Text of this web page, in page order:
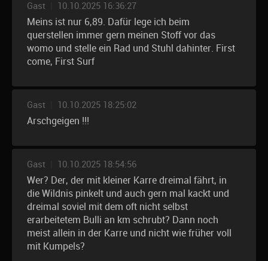
Gast 10.10.2025 16:36:27
Meins ist nur 6,89. Dafür lege ich beim
querstellen immer gern meinen Stoff vor das
womo und stelle ein Rad und Stuhl dahinter. First
come, First Surf
Gast 10.10.2025 18:25:02
Arschgeigen !!!
Gast 10.10.2025 18:54:56
Wer? Der, der mit kleiner Karre dreimal fährt, in
die Wildnis pinkelt und auch gern mal kackt und
dreimal soviel mit dem oft nicht selbst
erarbeitetem Bulli an km schrubt? Dann noch
meist allein in der Karre und nicht wie früher voll
mit Kumpels?